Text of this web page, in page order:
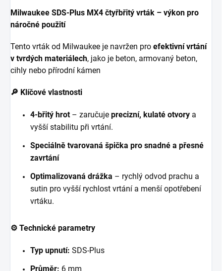
Milwaukee SDS-Plus MX4 čtyřbřitý vrták – výkon pro
náročné použití
Tento vrták od Milwaukee je navržen pro efektivní vrtání
v tvrdých materiálech, jako je beton, armovaný beton,
cihly nebo přírodní kámen
🔎 Klíčové vlastnosti
4-břitý hrot– zaručuje precizní, kulaté otvory a
vyšší stabilitu při vrtání.
Speciálně tvarovaná špička pro snadné a přesné
zavrtání
Optimalizovaná drážka – rychlý odvod prachu a
sutin pro vyšší rychlost vrtání a menší opotřebení
vrtáku.
⚙️ Technické parametry
Typ upnutí: SDS-Plus
Průměr: 6 mm